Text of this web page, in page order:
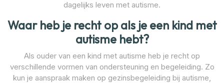
dagelijks leven met autisme.
Waar heb je recht op als je een kind met
autisme hebt?
Als ouder van een kind met autisme heb je recht op
verschillende vormen van ondersteuning en begeleiding. Zo
kun je aanspraak maken op gezinsbegeleiding bij autisme,